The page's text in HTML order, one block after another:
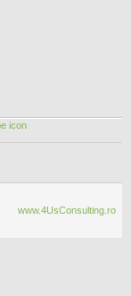
www.4UsConsulting.ro